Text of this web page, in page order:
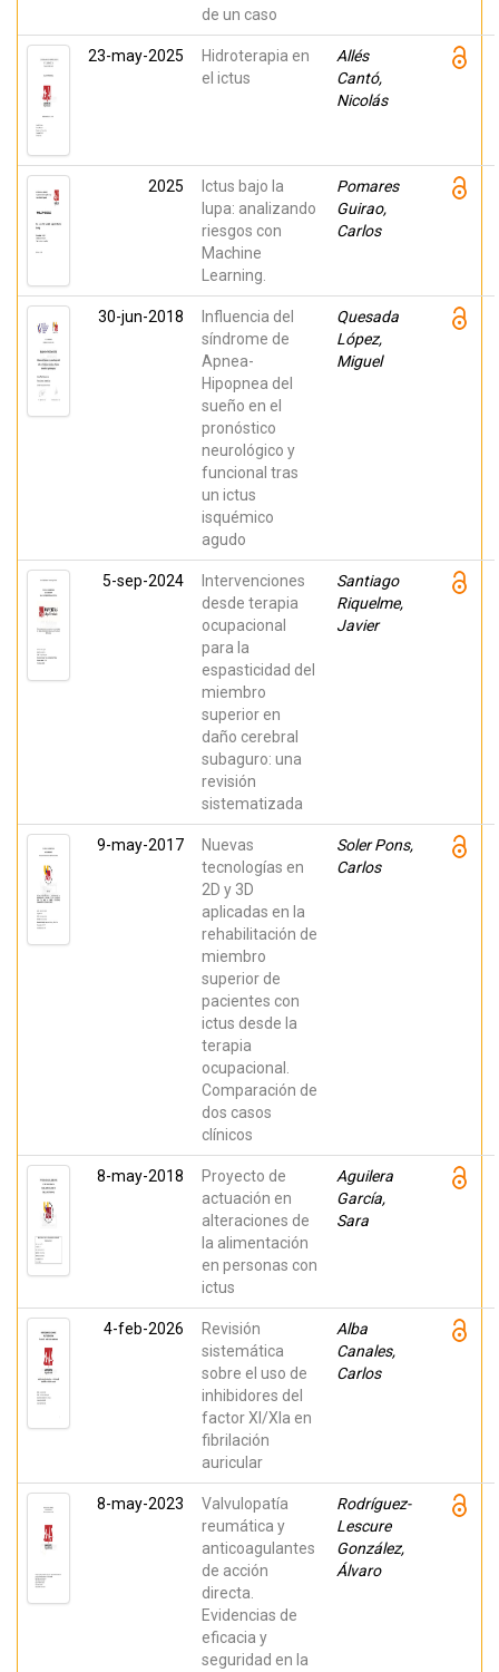
de un caso
23-may-2025
Hidroterapia en
el ictus
Allés
Cantó,
Nicolás
2025
Ictus bajo la
lupa: analizando
riesgos con
Machine
Learning.
Pomares
Guirao,
Carlos
30-jun-2018
Influencia del
síndrome de
Apnea-
Hipopnea del
sueño en el
pronóstico
neurológico y
funcional tras
un ictus
isquémico
agudo
Quesada
López,
Miguel
5-sep-2024
Intervenciones
desde terapia
ocupacional
para la
espasticidad del
miembro
superior en
daño cerebral
subaguro: una
revisión
sistematizada
Santiago
Riquelme,
Javier
9-may-2017
Nuevas
tecnologías en
2D y 3D
aplicadas en la
rehabilitación de
miembro
superior de
pacientes con
ictus desde la
terapia
ocupacional.
Comparación de
dos casos
clínicos
Soler Pons,
Carlos
8-may-2018
Proyecto de
actuación en
alteraciones de
la alimentación
en personas con
ictus
Aguilera
García,
Sara
4-feb-2026
Revisión
sistemática
sobre el uso de
inhibidores del
factor XI/XIa en
fibrilación
auricular
Alba
Canales,
Carlos
8-may-2023
Valvulopatía
reumática y
anticoagulantes
de acción
directa.
Evidencias de
eficacia y
seguridad en la
Rodríguez-
Lescure
González,
Álvaro